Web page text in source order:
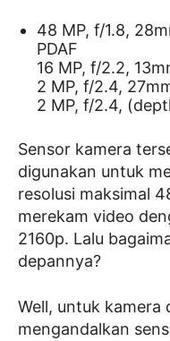
48 MP, f/1.8,
PDAF
16 MP, f/2.2,
2 MP, f/2.4,
2 MP, f/2.4,
Sensor kamera
digunakan untuk
resolusi maksimal
merekam video
2160p. Lalu
depannya?
Well, untuk kamera
mengandalkan